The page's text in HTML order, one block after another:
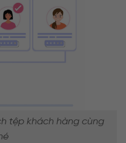
tệp khách hàng cùng